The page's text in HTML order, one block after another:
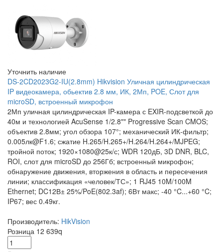
Уточнить наличие
DS-2CD2023G2-IU(2.8mm) Hikvision Уличная цилиндрическая
IP видеокамера, обьектив 2.8 мм, ИК, 2Мп, POE, Слот для
microSD, встроенный микрофон
2Мп уличная цилиндрическая IP-камера с EXIR-подсветкой до
40м и технологией AcuSense 1/2.8"" Progressive Scan CMOS;
объектив 2.8мм; угол обзора 107°; механический ИК-фильтр;
0.005лк@F1.6; сжатие H.265/H.265+/H.264/H.264+/MJPEG;
тройной поток; 1920×1080@25к/с; WDR 120дБ, 3D DNR, BLC,
ROI, слот для microSD до 256Гб; встроенный микрофон;
обнаружение движения, вторжения в область и пересечения
линии; классификация «человек/ТС»; 1 RJ45 10M/100M
Ethernet; DC12В± 25%/PoE(802.3af); 6Вт макс; -40 °C...+60 °C;
IP67; вес 0.49кг.
Производитель: HikVision
Розница 12 639q